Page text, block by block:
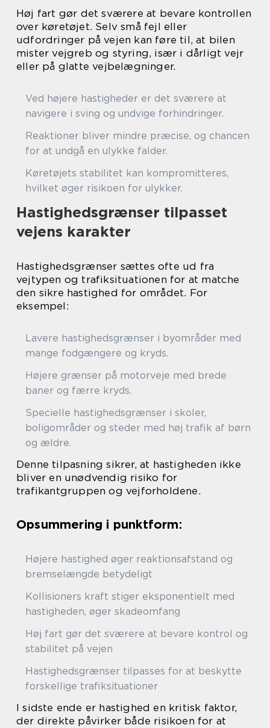
Høj fart gør det sværere at bevare kontrollen
over køretøjet. Selv små fejl eller
udfordringer på vejen kan føre til, at bilen
mister vejgreb og styring, især i dårligt vejr
eller på glatte vejbelægninger.
Ved højere hastigheder er det sværere at
navigere i sving og undvige forhindringer.
Reaktioner bliver mindre præcise, og chancen
for at undgå en ulykke falder.
Køretøjets stabilitet kan kompromitteres,
hvilket øger risikoen for ulykker.
Hastighedsgrænser tilpasset
vejens karakter
Hastighedsgrænser sættes ofte ud fra
vejtypen og trafiksituationen for at matche
den sikre hastighed for området. For
eksempel:
Lavere hastighedsgrænser i byområder med
mange fodgængere og kryds.
Højere grænser på motorveje med brede
baner og færre kryds.
Specielle hastighedsgrænser i skoler,
boligområder og steder med høj trafik af børn
og ældre.
Denne tilpasning sikrer, at hastigheden ikke
bliver en unødvendig risiko for
trafikantgruppen og vejforholdene.
Opsummering i punktform:
Højere hastighed øger reaktionsafstand og
bremselængde betydeligt
Kollisioners kraft stiger eksponentielt med
hastigheden, øger skadeomfang
Høj fart gør det sværere at bevare kontrol og
stabilitet på vejen
Hastighedsgrænser tilpasses for at beskytte
forskellige trafiksituationer
I sidste ende er hastighed en kritisk faktor,
der direkte påvirker både risikoen for at